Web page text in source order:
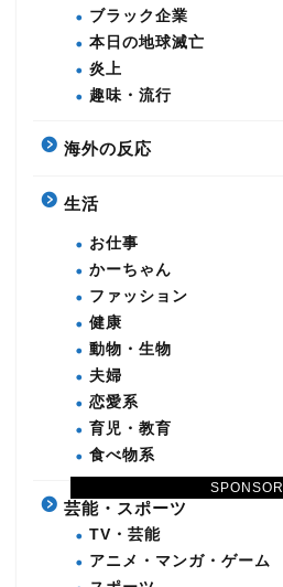
SPONSOR
ブラック企業
本日の地球滅亡
炎上
趣味・流行
海外の反応
生活
お仕事
かーちゃん
ファッション
健康
動物・生物
夫婦
恋愛系
育児・教育
食べ物系
芸能・スポーツ
TV・芸能
アニメ・マンガ・ゲーム